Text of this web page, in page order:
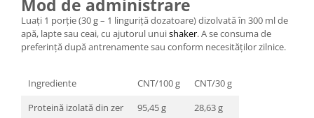
Mod de administrare
Luați 1 porție (30 g – 1 linguriță dozatoare) dizolvată în 300 ml de
apă, lapte sau ceai, cu ajutorul unuishaker. A se consuma de
preferință după antrenamente sau conform necesităților zilnice.
Ingrediente CNT/100 g
CNT/30 g
Proteină izolată din zer
95,45 g 28,63 g